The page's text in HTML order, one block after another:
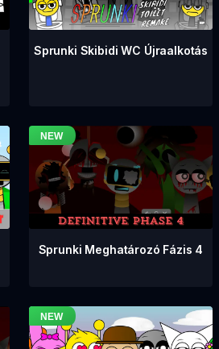
Sprunki Skibidi WC Újraalkotás
Sprunki Meghatározó Fázis 4